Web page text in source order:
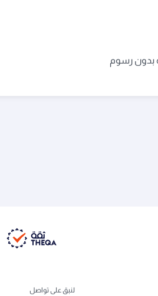
بدون رسوم
لنبق على تواصل